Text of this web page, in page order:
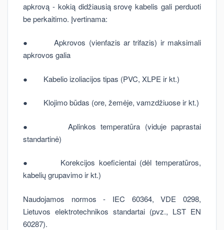
apkrovą - kokią didžiausią srovę kabelis gali perduoti
be perkaitimo. Įvertinama:
● Apkrovos (vienfazis ar trifazis) ir maksimali
apkrovos galia
● Kabelio izoliacijos tipas (PVC, XLPE ir kt.)
● Klojimo būdas (ore, žemėje, vamzdžiuose ir kt.)
● Aplinkos temperatūra (viduje paprastai
standartinė)
● Korekcijos koeficientai (dėl temperatūros,
kabelių grupavimo ir kt.)
Naudojamos normos - IEC 60364, VDE 0298,
Lietuvos elektrotechnikos standartai (pvz., LST EN
60287).